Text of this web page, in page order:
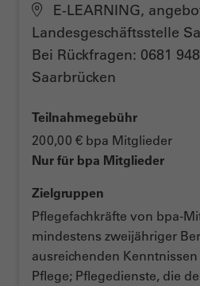
E-LEARNING,
Landesgeschäftsstelle
Bei Rückfragen: 0681
Saarbrücken
Teilnahmegebühr
200,00 € bpa Mitglieder
Nur für bpa Mitglieder
Zielgruppen
Pflegefachkräfte von bpa-
mindestens zweijähriger
ausreichenden
Pflege; Pflegedienste, die